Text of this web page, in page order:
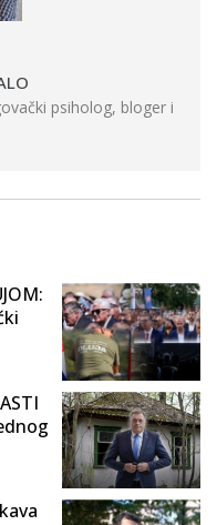
psiholog, bloger i